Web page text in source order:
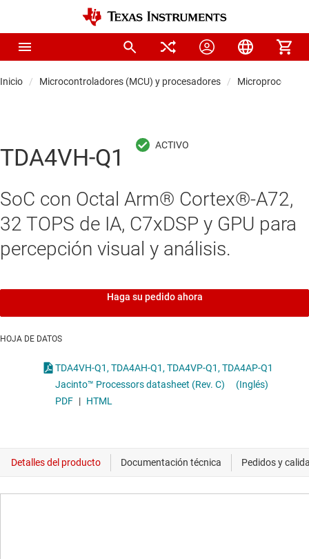
Inicio Microcontroladores (MCU) y procesadores
TDA4VH-Q1
SoC con Octal Arm® Cortex®-A72,
32 TOPS de IA, C7xDSP y GPU para
percepción visual y análisis.
Haga su pedido ahora
HOJA DE DATOS
TDA4VH-Q1, TDA4AH-Q1, TDA4VP-Q1, TDA4AP-Q1
Jacinto™ Processors datasheet (Rev. C)
(Inglés)
PDF | HTML